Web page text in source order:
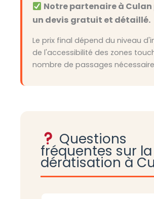
Notre partenaire à
un devis gratuit et détaillé.
Le prix final dépend du niveau
de l'accessibilité des zones
nombre de passages
Questions
fréquentes sur la
dératisation à